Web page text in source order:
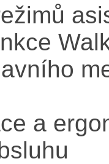
a